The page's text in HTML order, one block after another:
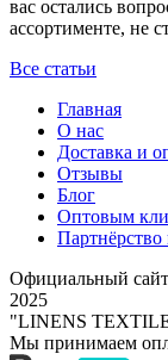
вас остались
ассортименте, не
Все статьи
Главная
О нас
Доставка и
Отзывы
Блог
Оптовым
Партнёрство
Официальный
2025
"LINENS
Мы принимаем